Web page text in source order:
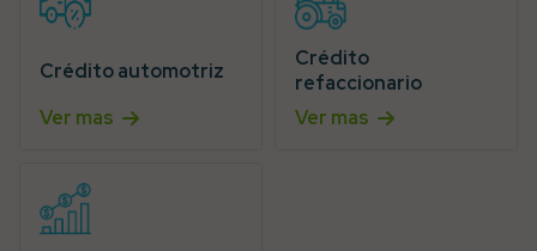
Crédito automotriz
Ver mas
Crédito
refaccionario
Ver mas